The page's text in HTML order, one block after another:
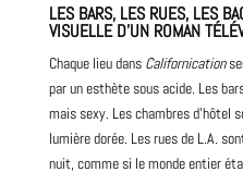
LES BARS, LES RUES, LES
VISUELLE D’UN ROMAN
Chaque lieu dans Californication
par un esthète sous acide. Les
mais sexy. Les chambres d’hôtel
lumière dorée. Les rues de L.A.
nuit, comme si le monde entier